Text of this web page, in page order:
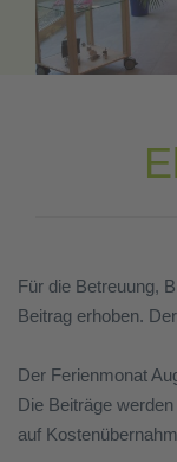
Für die Betreuung,
Beitrag erhoben.
Der Ferienmonat
Die Beiträge
auf